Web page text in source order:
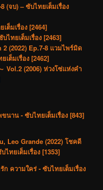
(จบ) – ซับไทยเต็มเรื่อง
ต็มเรื่อง [2464]
ไทยเต็มเรื่อง [2463]
(2022) Ep.7-8 แวมไพร์มิด
ต็มเรื่อง [2462]
Vol.2 (2006) ห่วงโซ่แห่งคำ
นาน - ซับไทยเต็มเรื่อง [843]
Leo Grande (2022) โชคดี
ทยเต็มเรื่อง [1353]
ก ความใคร่ - ซับไทยเต็มเรื่อง